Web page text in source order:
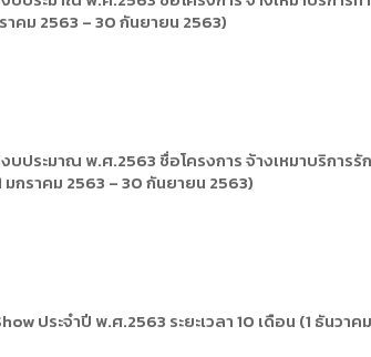
The rules
คู่มือหรือแนวทางการให้บริการสำหรับผู้รับบริการหรือผู้ม
(ภาษาไทย) รายงานผลการบริหารและพัฒนาทรัพยากรบุค
ององค์กร พ.ศ. 2569
คม 2563 – 30 กันยายน 2563)
ประมาณ พ.ศ.2563 ชื่อโครงการ จ้างเหมาบริการ
กราคม 2563 – 30 กันยายน 2563)
ประจำปี พ.ศ.2563 ระยะเวลา 10 เดือน (1 ธันวา